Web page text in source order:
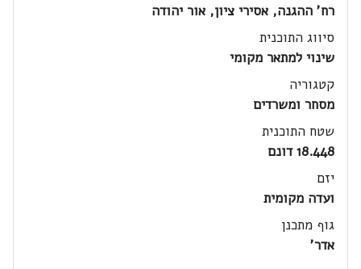
רח' ההגנה, אסירי ציון, אור יהודה
סיווג התוכנית
שינוי למתאר מקומי
קטגוריה
מסחר ומשרדים
שטח התוכנית
18.448 דונם
יזם
ועדה מקומית
גוף מתכנן
אדר'